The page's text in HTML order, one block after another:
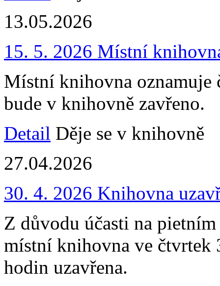
13.05.2026
15. 5. 2026 Místní
Místní knihovna oznamuje
bude v knihovně zavřeno.
Detail Děje se v knihovně
27.04.2026
30. 4. 2026 Knihovna
Z důvodu účasti na
místní knihovna ve čtvrtek
hodin uzavřena.